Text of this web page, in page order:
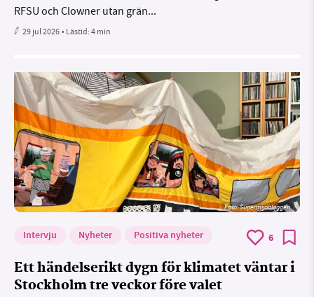
RFSU och Clowner utan grän...
29 jul 2026• Lästid:4 min
Foto: Supermijöbloggen
Intervju Nyheter Positiva nyheter 6
Ett händelserikt dygn för klimatet väntar i
Stockholm tre veckor före valet